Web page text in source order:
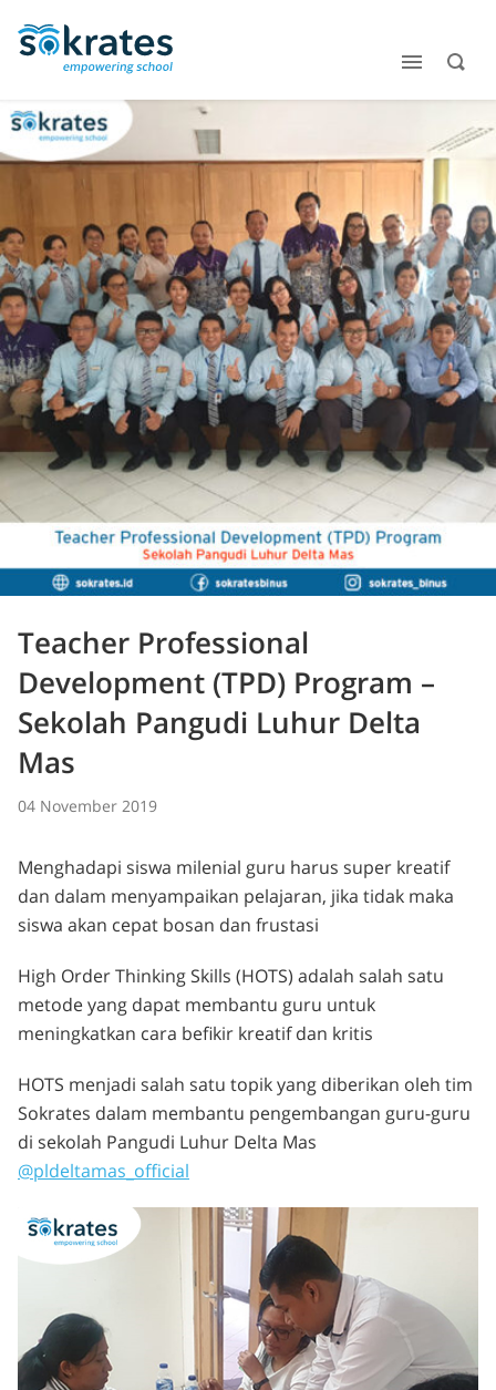
Teacher Professional
Development (TPD) Program –
Sekolah Pangudi Luhur Delta
Mas
04 November 2019
Menghadapi siswa milenial guru harus super kreatif
dan dalam menyampaikan pelajaran, jika tidak maka
siswa akan cepat bosan dan frustasi
High Order Thinking Skills (HOTS) adalah salah satu
metode yang dapat membantu guru untuk
meningkatkan cara befikir kreatif dan kritis
HOTS menjadi salah satu topik yang diberikan oleh tim
Sokrates dalam membantu pengembangan guru-guru
di sekolah Pangudi Luhur Delta Mas
@pldeltamas_official